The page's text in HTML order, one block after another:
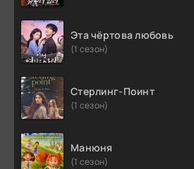
Эта чёртова любовь
(1 сезон)
Стерлинг-Поинт
(1 сезон)
Манюня
(1 сезон)